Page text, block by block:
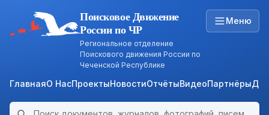
Поисковое Движение
России по ЧР
Региональное отделение
Поискового движения России по
Чеченской Республике
Меню
ГлавнаяО НасПроектыНовостиОтчётыВидеоПартнёры
Поиск по архиву